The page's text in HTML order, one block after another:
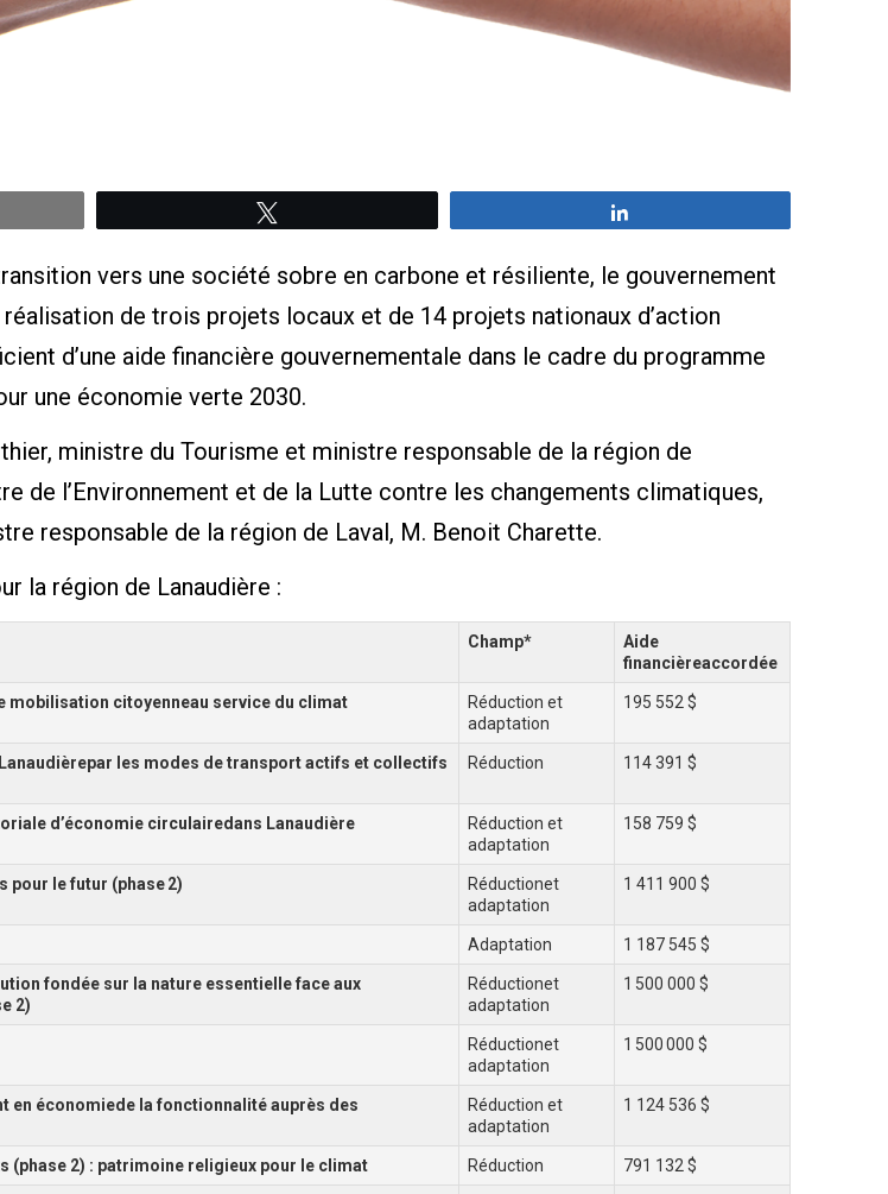
vers une société sobre en carbone et résiliente, le gouvernement
de trois projets locaux et de 14 projets nationaux d’action
d’une aide financière gouvernementale dans le cadre du programme
une économie verte 2030.
ministre du Tourisme et ministre responsable de la région de
de l’Environnement et de la Lutte contre les changements climatiques,
responsable de la région de Laval, M. Benoit Charette.
la région de Lanaudière :
Champ*
Aide
financièreaccordée
mobilisation citoyenneau service du climat
Réduction et
adaptation
195 552 $
par les modes de transport actifs et collectifs Réduction 114 391 $
d’économie circulairedans Lanaudière
Réduction et
adaptation
158 759 $
pour le futur (phase2)
Réductionet
adaptation
1 411 900 $
Adaptation 1 187 545 $
fondée sur la nature essentielle face aux
2)
Réductionet
adaptation
1 500 000 $
Réductionet
adaptation
1 500 000 $
en économiede la fonctionnalité auprès des
Réduction et
adaptation
1 124 536 $
(phase 2) : patrimoine religieux pour le climat Réduction 791 132 $